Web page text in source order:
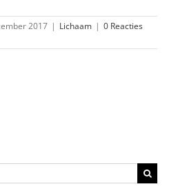
2017 | Lichaam | 0 Reacties